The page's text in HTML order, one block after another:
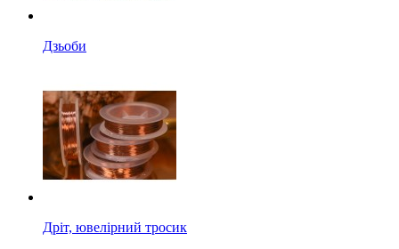
Дзьоби
Дріт, ювелірний тросик